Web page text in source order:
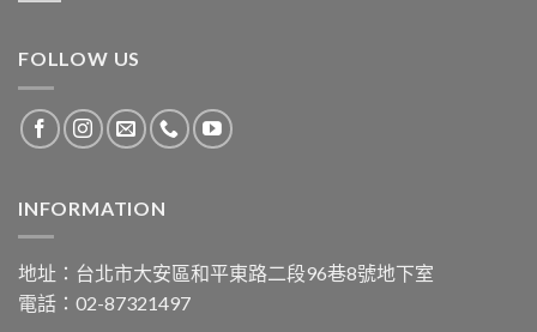
FOLLOW US
INFORMATION
地址：台北市大安區和平東路二段96巷8號地下室
電話：02-87321497